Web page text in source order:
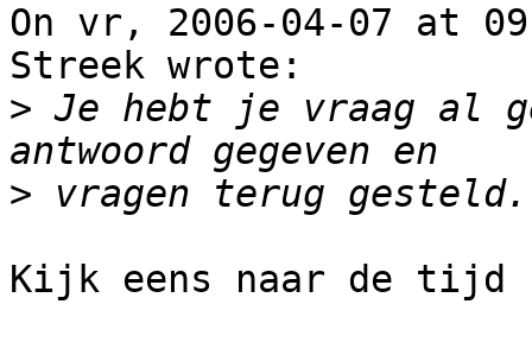
On vr, 2006-04-07 at
Streek wrote:
> Je hebt je vraag al
>
Kijk eens naar de